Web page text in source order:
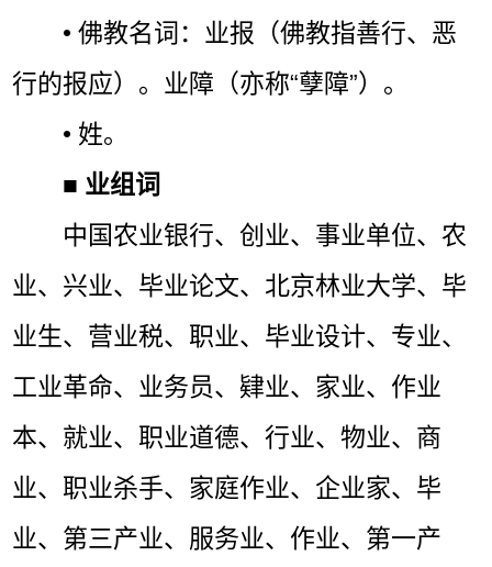
• 佛教名词：业报（佛教指善行、恶
行的报应）。业障（亦称“孽障”）。
• 姓。
■ 业组词
中国农业银行、创业、事业单位、农
业、兴业、毕业论文、北京林业大学、毕
业生、营业税、职业、毕业设计、专业、
工业革命、业务员、肄业、家业、作业
本、就业、职业道德、行业、物业、商
业、职业杀手、家庭作业、企业家、毕
业、第三产业、服务业、作业、第一产